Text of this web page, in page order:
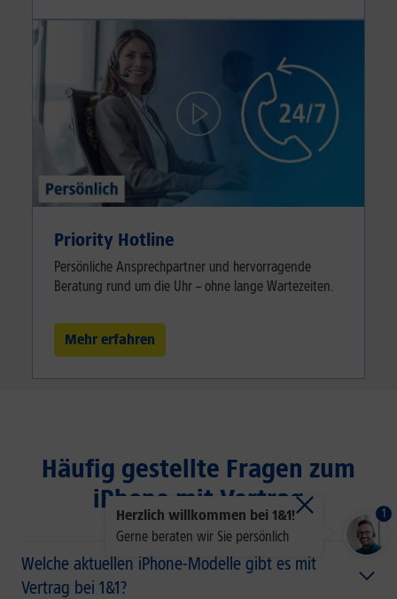
Priority Hotline
Persönliche Ansprechpartner und hervorragende
Beratung rund um die Uhr – ohne lange Wartezeiten.
Mehr erfahren
Häufig gestellte Fragen zum
iPhone mit Vertrag
Welche aktuellen iPhone-Modelle gibt es mit
Vertrag bei 1&1?
1
Herzlich willkommen bei 1&1!
Gerne beraten wir Sie persönlich